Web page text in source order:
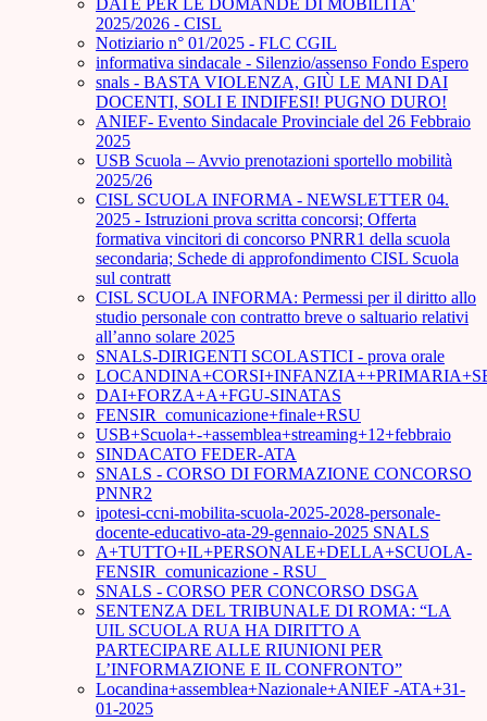
DATE PER LE DOMANDE DI MOBILITA'
2025/2026 - CISL
Notiziario n° 01/2025 - FLC CGIL
informativa sindacale - Silenzio/assenso Fondo Espero
snals - BASTA VIOLENZA, GIÙ LE MANI DAI
DOCENTI, SOLI E INDIFESI! PUGNO DURO!
ANIEF- Evento Sindacale Provinciale del 26 Febbraio
2025
USB Scuola – Avvio prenotazioni sportello mobilità
2025/26
CISL SCUOLA INFORMA - NEWSLETTER 04.
2025 - Istruzioni prova scritta concorsi; Offerta
formativa vincitori di concorso PNRR1 della scuola
secondaria; Schede di approfondimento CISL Scuola
sul contratt
CISL SCUOLA INFORMA: Permessi per il diritto allo
studio personale con contratto breve o saltuario relativi
all’anno solare 2025
SNALS-DIRIGENTI SCOLASTICI - prova orale
DAI+FORZA+A+FGU-SINATAS
FENSIR_comunicazione+finale+RSU
USB+Scuola+-+assemblea+streaming+12+febbraio
SINDACATO FEDER-ATA
SNALS - CORSO DI FORMAZIONE CONCORSO
PNNR2
ipotesi-ccni-mobilita-scuola-2025-2028-personale-
docente-educativo-ata-29-gennaio-2025 SNALS
A+TUTTO+IL+PERSONALE+DELLA+SCUOLA-
FENSIR_comunicazione - RSU_
SNALS - CORSO PER CONCORSO DSGA
SENTENZA DEL TRIBUNALE DI ROMA: “LA
UIL SCUOLA RUA HA DIRITTO A
PARTECIPARE ALLE RIUNIONI PER
L’INFORMAZIONE E IL CONFRONTO”
Locandina+assemblea+Nazionale+ANIEF -ATA+31-
01-2025